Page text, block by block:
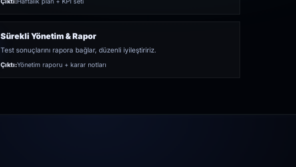
Sürekli Yönetim & Rapor
Test sonuçlarını rapora bağlar, düzenli iyileştiririz.
Çıktı:Yönetim raporu + karar notları